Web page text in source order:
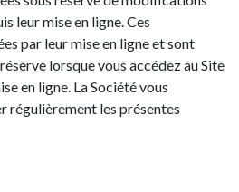
leur mise en ligne. Ces
par leur mise en ligne et sont
lorsque vous accédez au Site
en ligne. La Société vous
régulièrement les présentes